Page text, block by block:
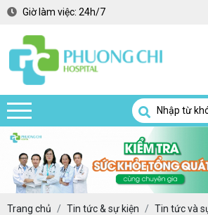
Giờ làm việc: 24h/7
Trang chủ Tin tức & sự kiện
Tin tức và